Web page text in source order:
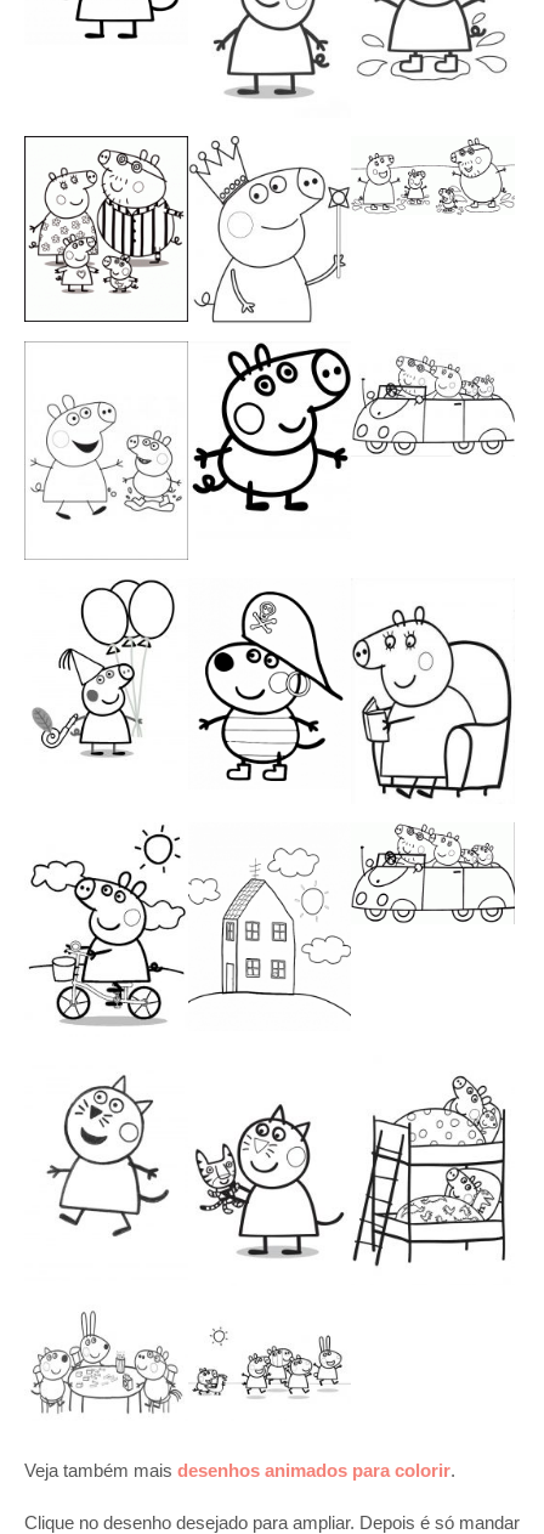
Veja também mais desenhos animados para colorir.
Clique no desenho desejado para ampliar. Depois é só mandar